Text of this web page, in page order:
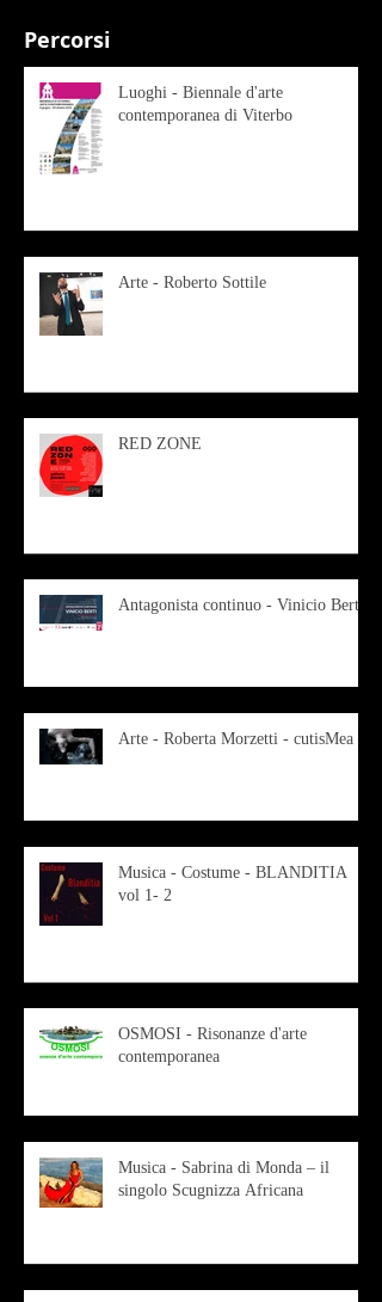
Percorsi
Luoghi - Biennale d'arte
contemporanea di Viterbo
Arte - Roberto Sottile
RED ZONE
Antagonista continuo - Vinicio Berti
Arte - Roberta Morzetti - cutisMea
Musica - Costume - BLANDITIA
vol 1- 2
OSMOSI - Risonanze d'arte
contemporanea
Musica - Sabrina di Monda – il
singolo Scugnizza Africana